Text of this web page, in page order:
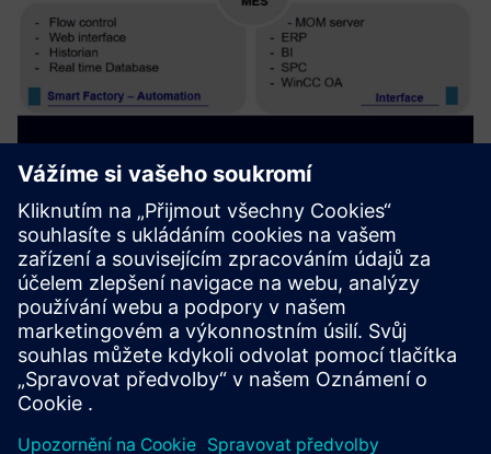
Industrial Operations X (MES)
Spolehlivý a flexibilní rámec MES pro modelování procesů
bez interních dat
Přizpůsobitelné pro modelování, návrhář, webové rozhraní
Další informace